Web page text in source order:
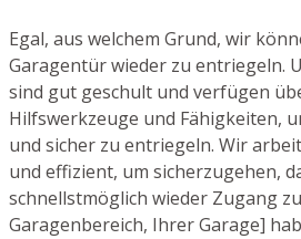
Egal, aus welchem Grund, wir
Garagentür wieder zu entriegeln.
sind gut geschult und verfügen
Hilfswerkzeuge und Fähigkeiten,
und sicher zu entriegeln. Wir
und effizient, um sicherzugehen,
schnellstmöglich wieder Zugang
Garagenbereich, Ihrer Garage]